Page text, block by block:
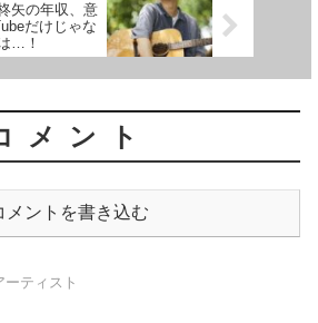
矢の年収、意
だけじゃな
…！
メント
メントを書き込む
ーティスト